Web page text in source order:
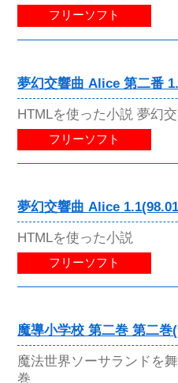
フリーソフト
夢幻交響曲 Alice 第二番
HTMLを使った小説 夢幻
フリーソフト
夢幻交響曲 Alice
HTMLを使った小説
フリーソフト
魔導小学校 第二巻 第二巻
魔法世界ソーサランドを
巻